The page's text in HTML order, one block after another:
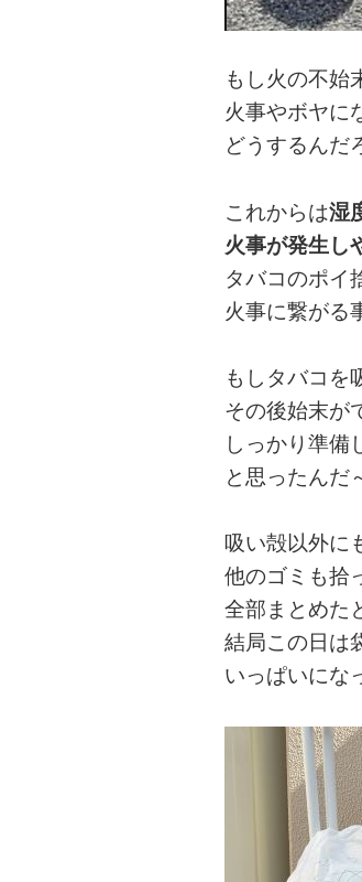
もし火の不始
火事やボヤに
どうするんだ
これからは湿
火事が発生し
タバコのポイ
火事に繋がる
もしタバコを
その後始末が
しっかり準備
と思ったんだ
吸い殻以外に
他のゴミも拾
全部まとめた
結局この日は
いっぱいにな